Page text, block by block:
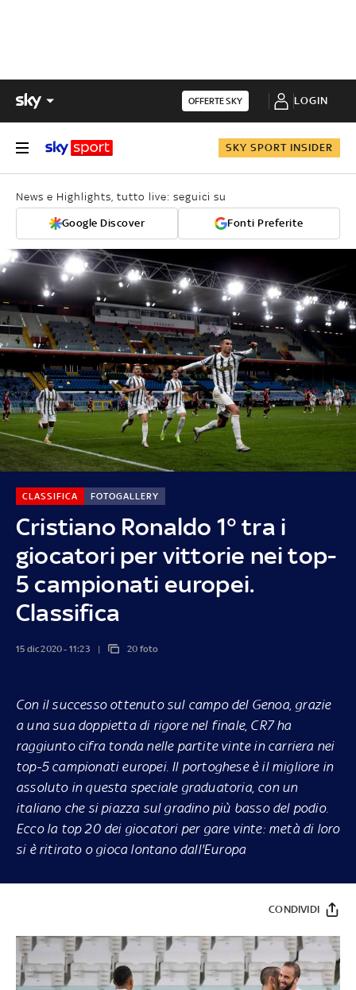
OFFERTE SKY LOGIN
SKY SPORT INSIDER
News e Highlights, tutto live: seguici su
Google Discover Fonti Preferite
Cristiano Ronaldo 1° tra i
giocatori per vittorie nei top-
5 campionati europei.
Classifica
CLASSIFICA FOTOGALLERY
15 dic 2020 - 11:23 20 foto
Con il successo ottenuto sul campo del Genoa, grazie
a una sua doppietta di rigore nel finale, CR7 ha
raggiunto cifra tonda nelle partite vinte in carriera nei
top-5 campionati europei. Il portoghese è il migliore in
assoluto in questa speciale graduatoria, con un
italiano che si piazza sul gradino più basso del podio.
Ecco la top 20 dei giocatori per gare vinte: metà di loro
si è ritirato o gioca lontano dall'Europa
CONDIVIDI